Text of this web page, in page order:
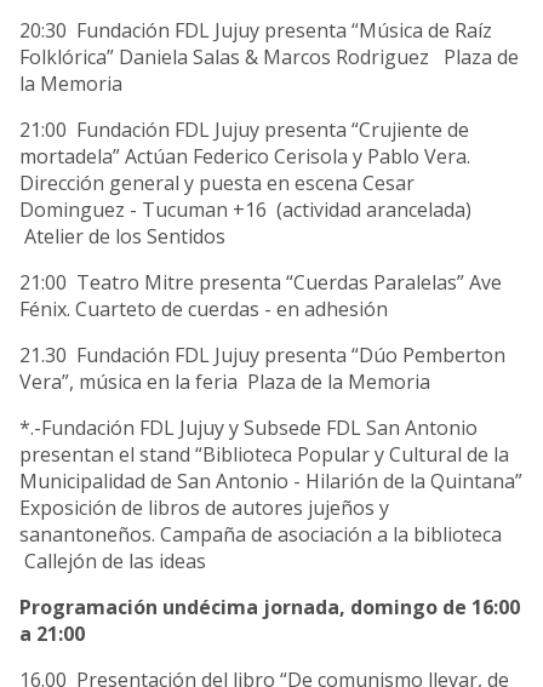
20:30 Fundación FDL Jujuy presenta “Música de Raíz
Folklórica” Daniela Salas & Marcos Rodriguez Plaza de
la Memoria
21:00 Fundación FDL Jujuy presenta “Crujiente de
mortadela” Actúan Federico Cerisola y Pablo Vera.
Dirección general y puesta en escena Cesar
Dominguez - Tucuman +16 (actividad arancelada)
Atelier de los Sentidos
21:00 Teatro Mitre presenta “Cuerdas Paralelas” Ave
Fénix. Cuarteto de cuerdas - en adhesión
21.30 Fundación FDL Jujuy presenta “Dúo Pemberton
Vera”, música en la feria Plaza de la Memoria
*.-Fundación FDL Jujuy y Subsede FDL San Antonio
presentan el stand “Biblioteca Popular y Cultural de la
Municipalidad de San Antonio - Hilarión de la Quintana”
Exposición de libros de autores jujeños y
sanantoneños. Campaña de asociación a la biblioteca
Callejón de las ideas
Programación undécima jornada, domingo de 16:00
a 21:00
16.00 Presentación del libro “De comunismo llevar, de